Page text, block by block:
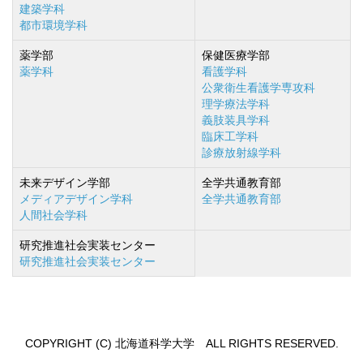
建築学科
都市環境学科
薬学部
薬学科
保健医療学部
看護学科
公衆衛生看護学専攻科
理学療法学科
義肢装具学科
臨床工学科
診療放射線学科
未来デザイン学部
メディアデザイン学科
人間社会学科
全学共通教育部
全学共通教育部
研究推進社会実装センター
研究推進社会実装センター
COPYRIGHT (C) 北海道科学大学 ALL RIGHTS RESERVED.